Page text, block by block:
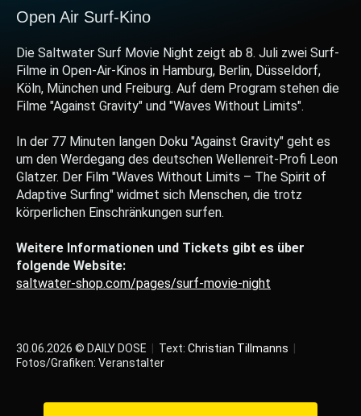
Open Air Surf-Kino
Die Saltwater Surf Movie Night zeigt ab 8. Juli zwei Surf-
Filme in Open-Air-Kinos in Hamburg, Berlin, Düsseldorf,
Köln, München und Freiburg. Auf dem Program stehen die
Filme "Against Gravity" und "Waves Without Limits".
In der 77 Minuten langen Doku "Against Gravity" geht es
um den Werdegang des deutschen Wellenreit-Profi Leon
Glatzer. Der Film "Waves Without Limits – The Spirit of
Adaptive Surfing" widmet sich Menschen, die trotz
körperlichen Einschränkungen surfen.
Weitere Informationen und Tickets gibt es über
folgende Website:
saltwater-shop.com/pages/surf-movie-night
30.06.2026 © DAILY DOSE | Text: Christian Tillmanns |
Fotos/Grafiken: Veranstalter